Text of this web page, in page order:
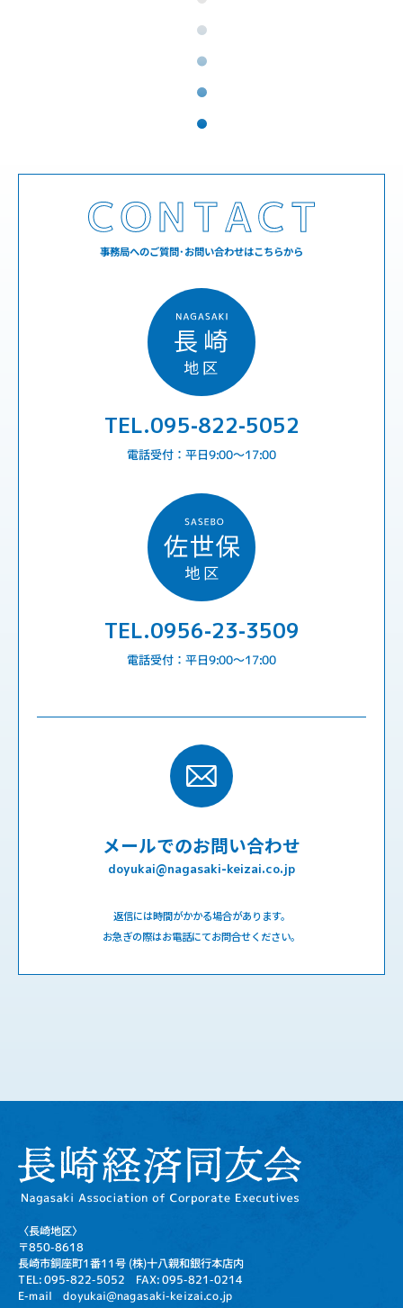
事務局へのご質問･お問い合わせはこちらから
TEL.095-822-5052
電話受付：平日9:00〜17:00
TEL.0956-23-3509
電話受付：平日9:00〜17:00
メールでのお問い合わせ
doyukai@nagasaki-keizai.co.jp
返信には時間がかかる場合があります。
お急ぎの際はお電話にてお問合せください。
〈長崎地区〉
〒850-8618
長崎市銅座町1番11号 (株)十八親和銀行本店内
TEL: 095-822-5052 FAX: 095-821-0214
E-mail doyukai@nagasaki-keizai.co.jp